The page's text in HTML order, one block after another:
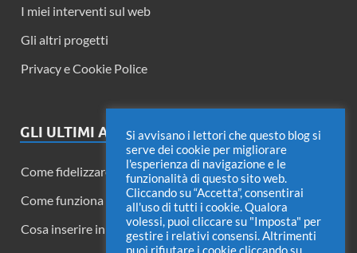
I miei interventi sul web
Gli altri progetti
Privacy e Cookie Police
GLI ULTIMI ARTICOLI
Come fidelizzare i lettori di un blog
Come funziona Twitter Circle
Cosa inserire in una fattura di acconto
Si avvisano i lettori che questo blog si
serve dei cookie per migliorare
l'esperienza di navigazione e le
funzionalità di questo sito web.
Cliccando su “Accetta”, consentirai
all'uso di tutti i cookie. Qualora
volessi, puoi cliccare su "Imposta" per
gestire i relativi consensi. Altrimenti
puoi rifiutare i cookie cliccando su